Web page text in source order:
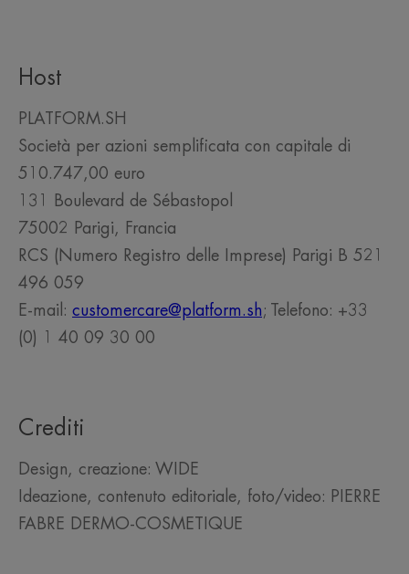
Host
PLATFORM.SH
Società per azioni semplificata con capitale di
510.747,00 euro
131 Boulevard de Sébastopol
75002 Parigi, Francia
RCS (Numero Registro delle Imprese) Parigi B 521
496 059
E-mail: customercare@platform.sh ; Telefono: +33
(0) 1 40 09 30 00
Crediti
Design, creazione: WIDE
Ideazione, contenuto editoriale, foto/video: PIERRE
FABRE DERMO-COSMETIQUE